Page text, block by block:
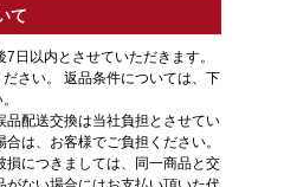
て
日以内とさせていただきます。
さい。 返品条件については、下
品配送交換は当社負担とさせてい
は、お客様でご負担ください。
につきましては、同一商品と交